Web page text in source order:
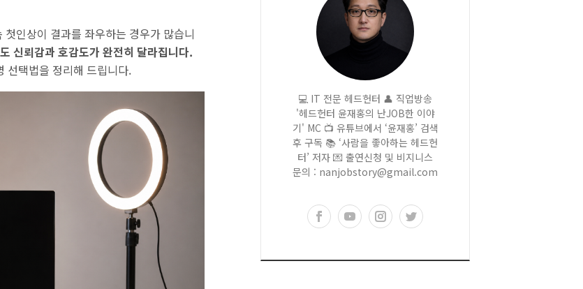
인상이 결과를 좌우하는 경우가 많습니
신뢰감과 호감도가 완전히 달라집니다.
선택법을 정리해 드립니다.
💻 IT 전문 헤드헌터 👤 직업방송
'헤드헌터 윤재홍의 난JOB한 이야
기' MC 📺 유튜브에서 ‘윤재홍’ 검색
후 구독 📚 ‘사람을 좋아하는 헤드헌
터’ 저자 💌 출연신청 및 비지니스
문의 : nanjobstory@gmail.com